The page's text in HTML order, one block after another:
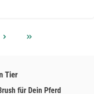
Tier
für Dein Pferd